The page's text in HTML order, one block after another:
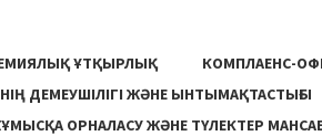
ҰТҚЫРЛЫҚ
КОМПЛАЕНС-
ДЕМЕУШІЛІГІ ЖӘНЕ ЫНТЫМАҚТАСТЫҒЫ
ОРНАЛАСУ ЖƏНЕ ТҮЛЕКТЕР